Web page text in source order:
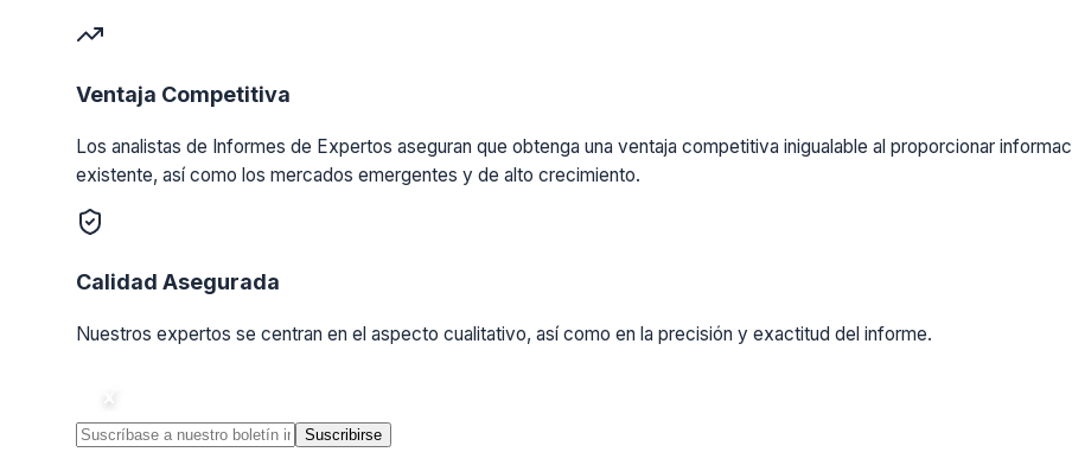
Ventaja Competitiva
Los analistas de Informes de Expertos aseguran que obtenga una ventaja competitiva inigualable al proporcionar
existente, así como los mercados emergentes y de alto crecimiento.
Calidad Asegurada
Nuestros expertos se centran en el aspecto cualitativo, así como en la precisión y exactitud del informe.
Suscribirse